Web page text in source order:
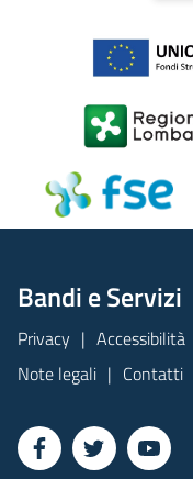
Bandi e Servizi
Privacy Accessibilità
Note legali
Contatti